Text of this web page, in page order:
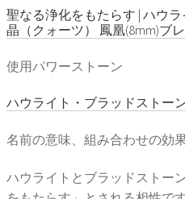
聖なる浄化をもたらす | ハウ
晶（クォーツ） 鳳凰(8mm)ブ
使用パワーストーン
ハウライト・ブラッドストー
名前の意味、組み合わせの効
ハウライトとブラッドストー